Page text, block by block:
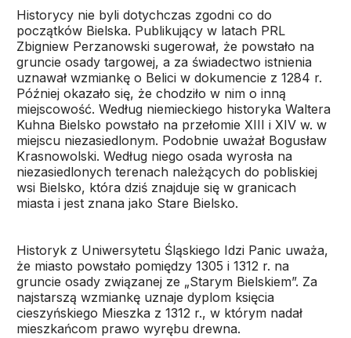
Historycy nie byli dotychczas zgodni co do
początków Bielska. Publikujący w latach PRL
Zbigniew Perzanowski sugerował, że powstało na
gruncie osady targowej, a za świadectwo istnienia
uznawał wzmiankę o Belici w dokumencie z 1284 r.
Później okazało się, że chodziło w nim o inną
miejscowość. Według niemieckiego historyka Waltera
Kuhna Bielsko powstało na przełomie XIII i XIV w. w
miejscu niezasiedlonym. Podobnie uważał Bogusław
Krasnowolski. Według niego osada wyrosła na
niezasiedlonych terenach należących do pobliskiej
wsi Bielsko, która dziś znajduje się w granicach
miasta i jest znana jako Stare Bielsko.
Historyk z Uniwersytetu Śląskiego Idzi Panic uważa,
że miasto powstało pomiędzy 1305 i 1312 r. na
gruncie osady związanej ze „Starym Bielskiem”. Za
najstarszą wzmiankę uznaje dyplom księcia
cieszyńskiego Mieszka z 1312 r., w którym nadał
mieszkańcom prawo wyrębu drewna.